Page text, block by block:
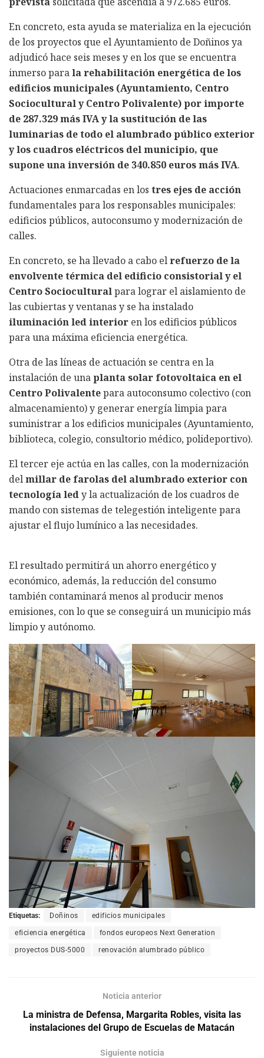
En concreto, esta ayuda se materializa en la ejecución
de los proyectos que el Ayuntamiento de Doñinos ya
adjudicó hace seis meses y en los que se encuentra
inmerso parala rehabilitación energética de los
edificios municipales (Ayuntamiento, Centro
Sociocultural y Centro Polivalente) por importe
de 287.329 más IVA y la sustitución de las
luminarias de todo el alumbrado público exterior
y los cuadros eléctricos del municipio, que
supone una inversión de 340.850 euros más IVA.
Actuaciones enmarcadas en los tres ejes de acción
fundamentales para los responsables municipales:
edificios públicos, autoconsumo y modernización de
calles.
En concreto, se ha llevado a cabo elrefuerzo de la
envolvente térmica del edificio consistorial y el
Centro Socioculturalpara lograr el aislamiento de
las cubiertas y ventanas y se ha instalado
iluminación led interior en los edificios públicos
para una máxima eficiencia energética.
Otra de las líneas de actuación se centra en la
instalación de unaplanta solar fotovoltaica en el
Centro Polivalentepara autoconsumo colectivo (con
almacenamiento) y generar energía limpia para
suministrar a los edificios municipales (Ayuntamiento,
biblioteca, colegio, consultorio médico, polideportivo).
El tercer eje actúa en las calles, con la modernización
delmillar de farolas del alumbrado exterior con
tecnología ledy la actualización de los cuadros de
mando con sistemas de telegestión inteligente para
ajustar el flujo lumínico a las necesidades.
El resultado permitirá un ahorro energético y
económico, además, la reducción del consumo
también contaminará menos al producir menos
emisiones, con lo que se conseguirá un municipio más
limpio y autónomo.
Etiquetas: Doñinos edificios municipales
eficiencia energética fondos europeos Next Generation
proyectos DUS-5000 renovación alumbrado público
Noticia anterior
La ministra de Defensa, Margarita Robles, visita las
instalaciones del Grupo de Escuelas de Matacán
Siguiente noticia